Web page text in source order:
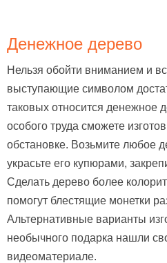
Денежное дерево
Нельзя обойти вниманием и
выступающие символом
таковых относится денежное
особого труда сможете
обстановке. Возьмите любое
украсьте его купюрами,
Сделать дерево более
помогут блестящие монетки
Альтернативные варианты
необычного подарка нашли
видеоматериале.